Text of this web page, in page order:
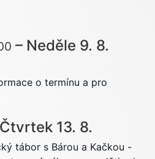
– Neděle 9. 8.
o termínu a pro
Čtvrtek 13. 8.
tábor s Bárou a Kačkou -